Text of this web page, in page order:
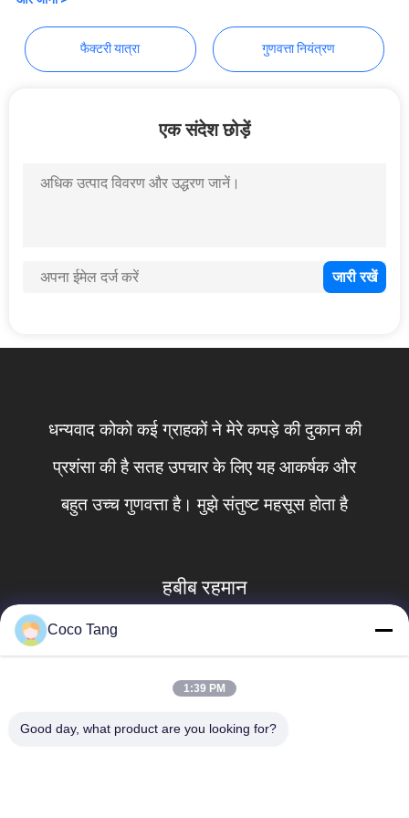
साइटमैप
फैक्टरी यात्रा गुणवत्ता नियंत्रण
एक संदेश छोड़ें
गुणवत्ता है। मुझे संतुष्ट महसूस होता है
आपने हमेशा मेरे लिए एक अच्छी
दुकान खिड़की के अलमारियों आ चुके
Coco Tang
1:39 PM
Good day, what product are you looking for?